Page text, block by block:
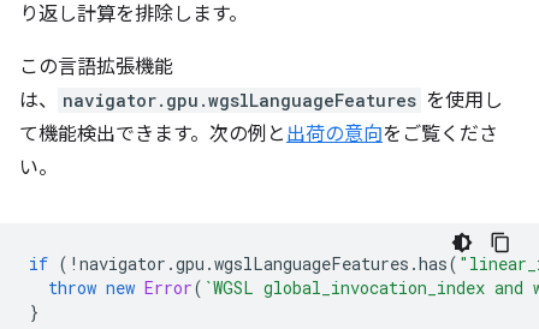
り返し計算を排除します。
この言語拡張機能
は、
navigator.gpu.wgslLanguageFeatures を使用し
て機能検出できます。次の例と 出荷の意向をご覧くださ
い。
if ( ! navigator .gpu .wgslLanguageFeatures .has(
throw new Error( `WGSL global_invocation_index
}